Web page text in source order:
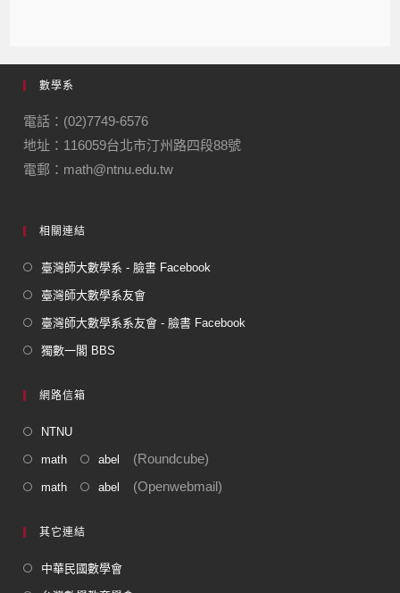
e
b
o
o
k
gr
m
數學系
電話：(02)7749-6576
地址：116059台北市汀州路四段88號
電郵：math@ntnu.edu.tw
相關連結
臺灣師大數學系 - 臉書 Facebook
臺灣師大數學系友會
臺灣師大數學系系友會 - 臉書 Facebook
獨數一閣 BBS
網路信箱
NTNU
math abel (Roundcube)
math abel (Openwebmail)
其它連結
中華民國數學會